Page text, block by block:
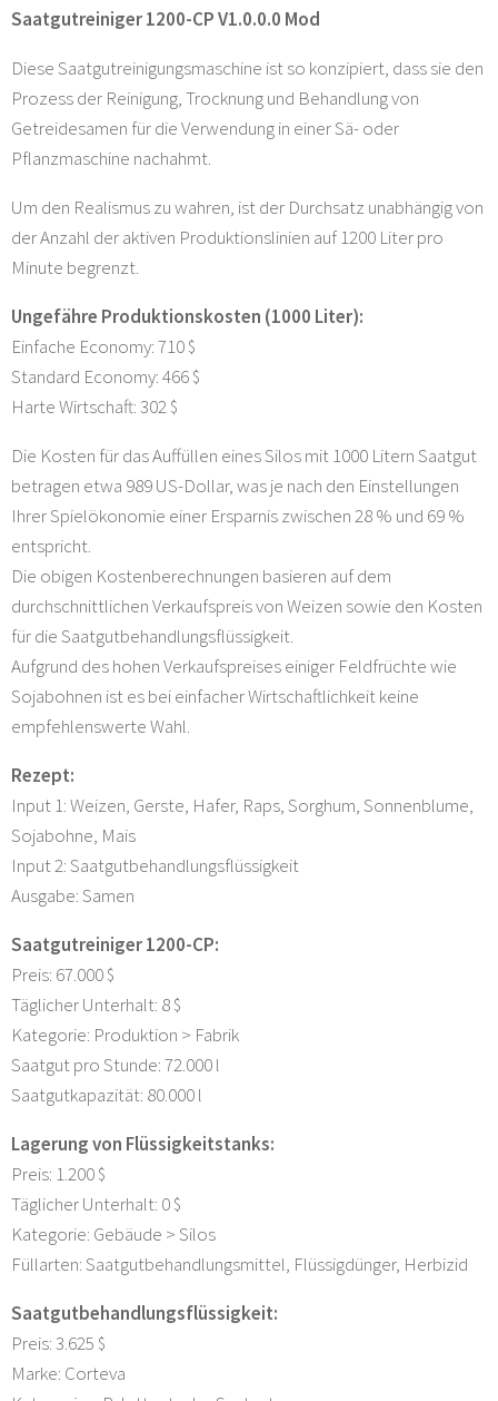
Saatgutreiniger 1200-CP V1.0.0.0 Mod
Diese Saatgutreinigungsmaschine ist so konzipiert, dass sie den
Prozess der Reinigung, Trocknung und Behandlung von
Getreidesamen für die Verwendung in einer Sä- oder
Pflanzmaschine nachahmt.
Um den Realismus zu wahren, ist der Durchsatz unabhängig von
der Anzahl der aktiven Produktionslinien auf 1200 Liter pro
Minute begrenzt.
Ungefähre Produktionskosten (1000 Liter):
Einfache Economy: 710 $
Standard Economy: 466 $
Harte Wirtschaft: 302 $
Die Kosten für das Auffüllen eines Silos mit 1000 Litern Saatgut
betragen etwa 989 US-Dollar, was je nach den Einstellungen
Ihrer Spielökonomie einer Ersparnis zwischen 28 % und 69 %
entspricht.
Die obigen Kostenberechnungen basieren auf dem
durchschnittlichen Verkaufspreis von Weizen sowie den Kosten
für die Saatgutbehandlungsflüssigkeit.
Aufgrund des hohen Verkaufspreises einiger Feldfrüchte wie
Sojabohnen ist es bei einfacher Wirtschaftlichkeit keine
empfehlenswerte Wahl.
Rezept:
Input 1: Weizen, Gerste, Hafer, Raps, Sorghum, Sonnenblume,
Sojabohne, Mais
Input 2: Saatgutbehandlungsflüssigkeit
Ausgabe: Samen
Saatgutreiniger 1200-CP:
Preis: 67.000 $
Täglicher Unterhalt: 8 $
Kategorie: Produktion > Fabrik
Saatgut pro Stunde: 72.000 l
Saatgutkapazität: 80.000 l
Lagerung von Flüssigkeitstanks:
Preis: 1.200 $
Täglicher Unterhalt: 0 $
Kategorie: Gebäude > Silos
Füllarten: Saatgutbehandlungsmittel, Flüssigdünger, Herbizid
Saatgutbehandlungsflüssigkeit:
Preis: 3.625 $
Marke: Corteva